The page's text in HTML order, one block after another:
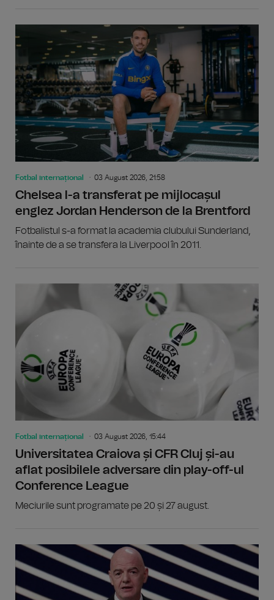
Fotbal internațional 03 August 2026, 21:58
Chelsea l-a transferat pe mijlocașul
englez Jordan Henderson de la Brentford
Fotbalistul s-a format la academia clubului Sunderland,
înainte de a se transfera la Liverpool în 2011.
Fotbal internațional 03 August 2026, 15:44
Universitatea Craiova și CFR Cluj și-au
aflat posibilele adversare din play-off-ul
Conference League
Meciurile sunt programate pe 20 și 27 august.